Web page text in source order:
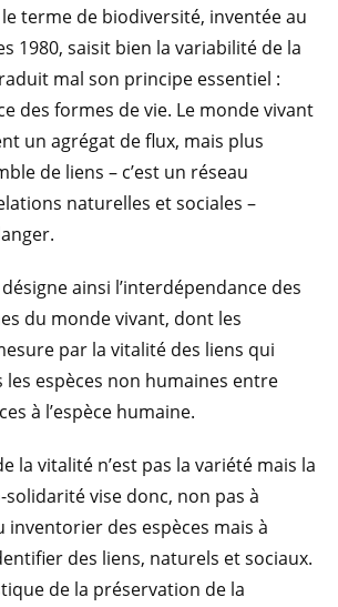
terme de biodiversité, inventée au
1980, saisit bien la variabilité de la
mal son principe essentiel :
des formes de vie. Le monde vivant
un agrégat de flux, mais plus
de liens – c’est un réseau
naturelles et sociales –
ainsi l’interdépendance des
du monde vivant, dont les
par la vitalité des liens qui
les espèces non humaines entre
à l’espèce humaine.
la vitalité n’est pas la variété mais la
vise donc, non pas à
des espèces mais à
des liens, naturels et sociaux.
de la préservation de la